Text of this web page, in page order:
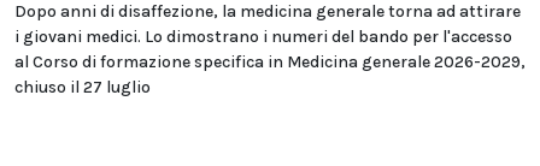
Dopo anni di disaffezione, la medicina generale torna ad attirare
i giovani medici. Lo dimostrano i numeri del bando per l'accesso
al Corso di formazione specifica in Medicina generale 2026-2029,
chiuso il 27 luglio